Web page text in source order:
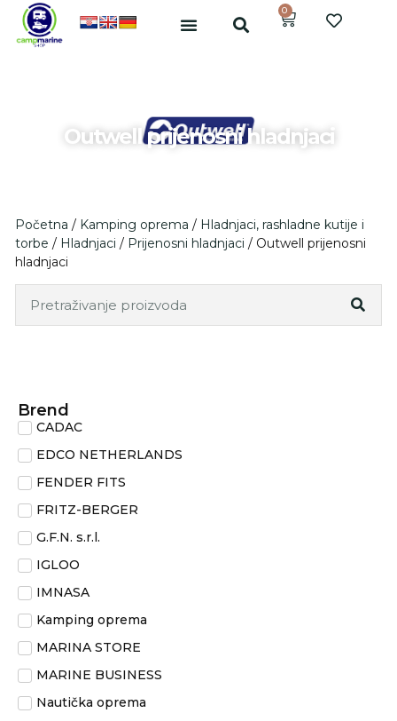
0
Outwell prijenosni hladnjaci
Početna / Kamping oprema / Hladnjaci, rashladne kutije i
torbe / Hladnjaci / Prijenosni hladnjaci / Outwell prijenosni
hladnjaci
Brend
CADAC
EDCO NETHERLANDS
FENDER FITS
FRITZ-BERGER
G.F.N. s.r.l.
IGLOO
IMNASA
Kamping oprema
MARINA STORE
MARINE BUSINESS
Nautička oprema